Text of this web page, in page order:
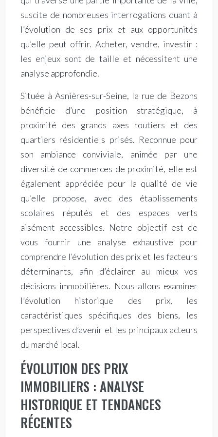
suscite de nombreuses interrogations quant à
l’évolution de ses prix et aux opportunités
qu’elle peut offrir. Acheter, vendre, investir :
les enjeux sont de taille et nécessitent une
analyse approfondie.
Située à Asnières-sur-Seine, la rue de Bezons
bénéficie d’une position stratégique, à
proximité des grands axes routiers et des
quartiers résidentiels prisés. Reconnue pour
son ambiance conviviale, animée par une
diversité de commerces de proximité, elle est
également appréciée pour la qualité de vie
qu’elle propose, avec des établissements
scolaires réputés et des espaces verts
aisément accessibles. Notre objectif est de
vous fournir une analyse exhaustive pour
comprendre l’évolution des prix et les facteurs
déterminants, afin d’éclairer au mieux vos
décisions immobilières. Nous allons examiner
l’évolution historique des prix, les
caractéristiques spécifiques des biens, les
perspectives d’avenir et les principaux acteurs
du marché local.
ÉVOLUTION DES PRIX
IMMOBILIERS : ANALYSE
HISTORIQUE ET TENDANCES
RÉCENTES